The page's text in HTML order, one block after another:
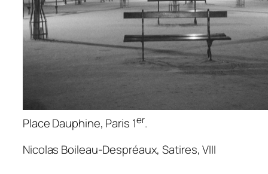
Place Dauphine, Paris 1er.
Nicolas Boileau-Despréaux,Satires, VIII